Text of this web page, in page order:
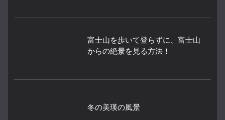
富士山を歩いて登らずに、富士山
からの絶景を見る方法！
冬の美瑛の風景